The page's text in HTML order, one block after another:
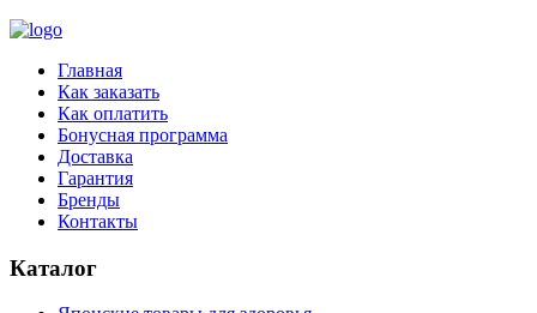
Главная
Как заказать
Как оплатить
Бонусная программа
Доставка
Гарантия
Бренды
Контакты
Каталог